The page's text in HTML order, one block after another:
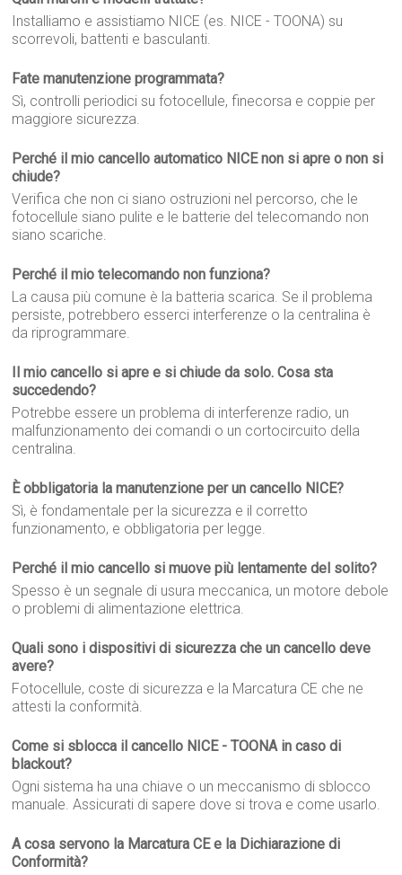
Installiamo e assistiamo NICE (es. NICE - TOONA) su
scorrevoli, battenti e basculanti.
Fate manutenzione programmata?
Sì, controlli periodici su fotocellule, finecorsa e coppie per
maggiore sicurezza.
Perché il mio cancello automatico NICE non si apre o non si
chiude?
Verifica che non ci siano ostruzioni nel percorso, che le
fotocellule siano pulite e le batterie del telecomando non
siano scariche.
Perché il mio telecomando non funziona?
La causa più comune è la batteria scarica. Se il problema
persiste, potrebbero esserci interferenze o la centralina è
da riprogrammare.
Il mio cancello si apre e si chiude da solo. Cosa sta
succedendo?
Potrebbe essere un problema di interferenze radio, un
malfunzionamento dei comandi o un cortocircuito della
centralina.
È obbligatoria la manutenzione per un cancello NICE?
Sì, è fondamentale per la sicurezza e il corretto
funzionamento, e obbligatoria per legge.
Perché il mio cancello si muove più lentamente del solito?
Spesso è un segnale di usura meccanica, un motore debole
o problemi di alimentazione elettrica.
Quali sono i dispositivi di sicurezza che un cancello deve
avere?
Fotocellule, coste di sicurezza e la Marcatura CE che ne
attesti la conformità.
Come si sblocca il cancello NICE - TOONA in caso di
blackout?
Ogni sistema ha una chiave o un meccanismo di sblocco
manuale. Assicurati di sapere dove si trova e come usarlo.
A cosa servono la Marcatura CE e la Dichiarazione di
Conformità?